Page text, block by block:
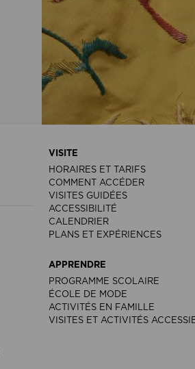
VISITE
HORAIRES ET TARIFS
COMMENT ACCÉDER
VISITES GUIDÉES
ACCESSIBILITÉ
CALENDRIER
PLANS ET EXPÉRIENCES
APPRENDRE
PROGRAMME SCOLAIRE
ÉCOLE DE MODE
ACTIVITÉS EN FAMILLE
VISITES ET ACTIVITÉS